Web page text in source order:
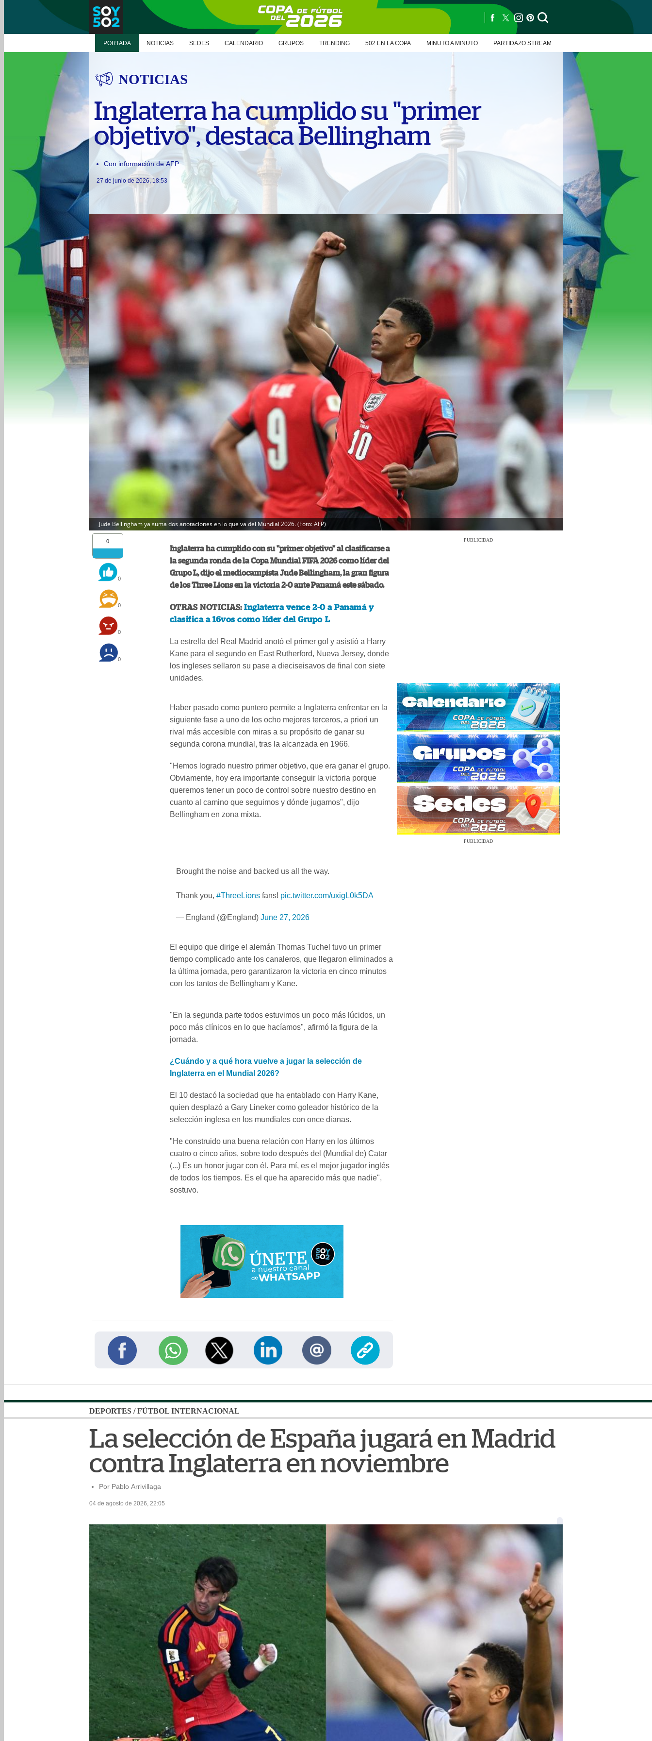
PORTADA NOTICIAS SEDES CALENDARIO GRUPOS TRENDING 502 EN LA COPA MINUTO A MINUTO PARTIDAZO STREAM
NOTICIAS
Inglaterra ha cumplido su "primer
objetivo", destaca Bellingham
Con información de AFP
27 de junio de 2026, 18:53
Jude Bellingham ya suma dos anotaciones en lo que va del Mundial 2026. (Foto: AFP)
0
0
0
0
0
Inglaterra ha cumplido con su "primer objetivo" al clasificarse a
la segunda ronda de la Copa Mundial FIFA 2026 como líder del
Grupo L, dijo el mediocampista Jude Bellingham, la gran figura
de los Three Lions en la victoria 2-0 ante Panamá este sábado.
OTRAS NOTICIAS:Inglaterra vence 2-0 a Panamá y
clasifica a 16vos como líder del Grupo L
La estrella del Real Madrid anotó el primer gol y asistió a Harry
Kane para el segundo en East Rutherford, Nueva Jersey, donde
los ingleses sellaron su pase a dieciseisavos de final con siete
unidades.
Haber pasado como puntero permite a Inglaterra enfrentar en la
siguiente fase a uno de los ocho mejores terceros, a priori un
rival más accesible con miras a su propósito de ganar su
segunda corona mundial, tras la alcanzada en 1966.
"Hemos logrado nuestro primer objetivo, que era ganar el grupo.
Obviamente, hoy era importante conseguir la victoria porque
queremos tener un poco de control sobre nuestro destino en
cuanto al camino que seguimos y dónde jugamos", dijo
Bellingham en zona mixta.
Brought the noise and backed us all the way.
Thank you, #ThreeLions fans! pic.twitter.com/uxigL0k5DA
— England (@England) June 27, 2026
El equipo que dirige el alemán Thomas Tuchel tuvo un primer
tiempo complicado ante los canaleros, que llegaron eliminados a
la última jornada, pero garantizaron la victoria en cinco minutos
con los tantos de Bellingham y Kane.
"En la segunda parte todos estuvimos un poco más lúcidos, un
poco más clínicos en lo que hacíamos", afirmó la figura de la
jornada.
¿Cuándo y a qué hora vuelve a jugar la selección de
Inglaterra en el Mundial 2026?
El 10 destacó la sociedad que ha entablado con Harry Kane,
quien desplazó a Gary Lineker como goleador histórico de la
selección inglesa en los mundiales con once dianas.
"He construido una buena relación con Harry en los últimos
cuatro o cinco años, sobre todo después del (Mundial de) Catar
(...) Es un honor jugar con él. Para mí, es el mejor jugador inglés
de todos los tiempos. Es el que ha aparecido más que nadie",
sostuvo.
PUBLICIDAD
PUBLICIDAD
DEPORTES /FÚTBOL INTERNACIONAL
La selección de España jugará en Madrid
contra Inglaterra en noviembre
Por Pablo Arrivillaga
04 de agosto de 2026, 22:05